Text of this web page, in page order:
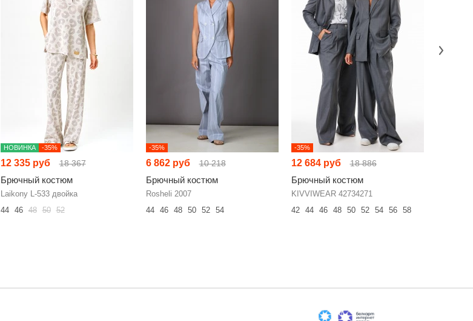
НОВИНКА -35%
12 335 руб 18 367
Брючный костюм
Laikony L-533 двойка
44
46 48 50 52
-35%
6 862 руб 10 218
Брючный костюм
Rosheli 2007
44
46 48 50 52 54
-35%
12 684 руб 18 886
Брючный костюм
KIVVIWEAR 42734271
42
44 46 48 50 52 54 56 58